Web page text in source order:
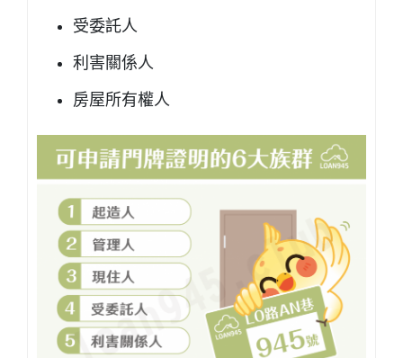
受委託人
利害關係人
房屋所有權人